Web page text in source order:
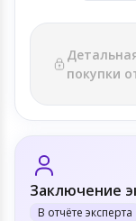
покупки
Заключение
В отчёте эксперта